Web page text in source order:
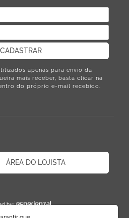
apenas para envio da
mais receber, basta clicar na
do próprio e-mail recebido.
ÁREA DO LOJISTA